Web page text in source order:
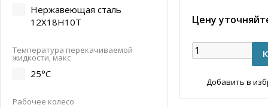
Нержавеющая сталь
12Х18Н10Т
Температура перекачиваемой
жидкости, макс
25°С
Рабочее колесо
Цену
Добавить в